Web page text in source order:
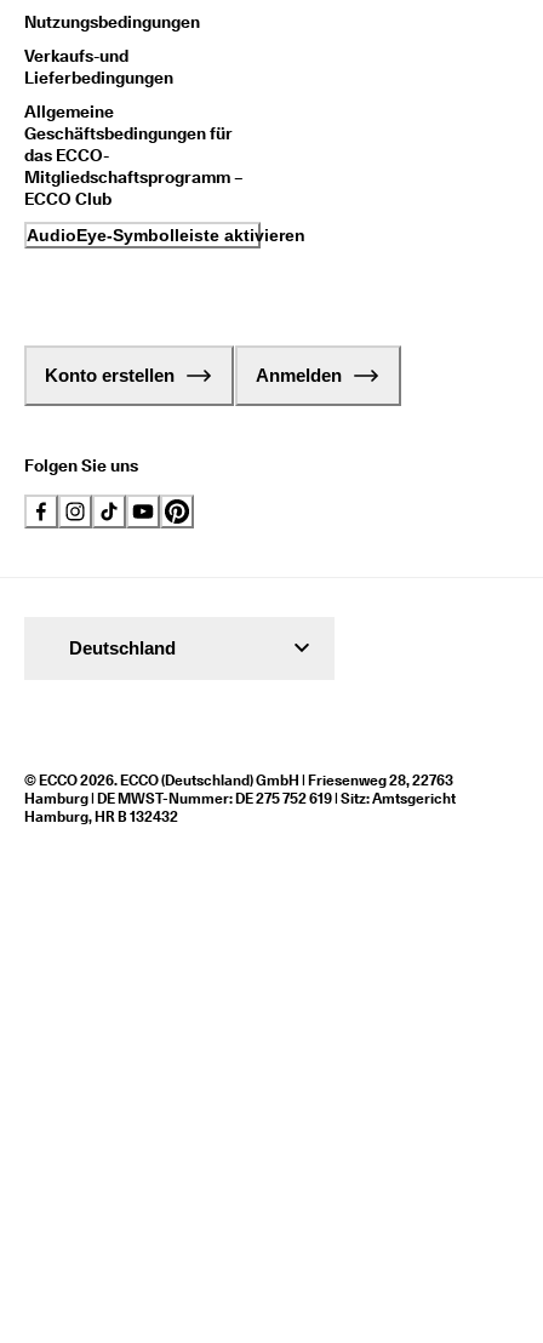
Nutzungsbedingungen
Verkaufs-und
Lieferbedingungen
Allgemeine
Geschäftsbedingungen für
das ECCO-
Mitgliedschaftsprogramm –
ECCO Club
AudioEye-Symbolleiste aktivieren
Konto erstellen Anmelden
Folgen Sie uns
© ECCO 2026. ECCO (Deutschland) GmbH | Friesenweg 28, 22763
Hamburg | DE MWST-Nummer: DE 275 752 619 | Sitz: Amtsgericht
Hamburg, HR B 132432
Deutschland